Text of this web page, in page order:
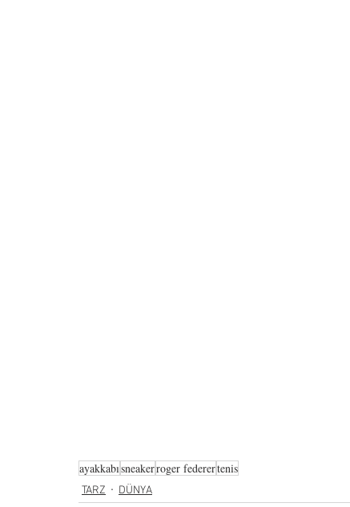
ayakkabısneakerroger federertenis
TARZ DÜNYA